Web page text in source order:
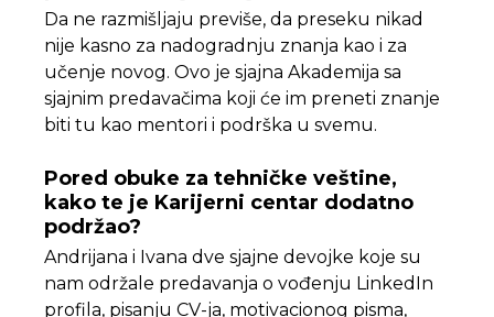
Da ne razmišljaju previše, da preseku nikad
nije kasno za nadogradnju znanja kao i za
učenje novog. Ovo je sjajna Akademija sa
sjajnim predavačima koji će im preneti znanje
biti tu kao mentori i podrška u svemu.
Pored obuke za tehničke veštine,
kako te je Karijerni centar dodatno
podržao?
Andrijana i Ivana dve sjajne devojke koje su
nam održale predavanja o vođenju LinkedIn
profila, pisanju CV-ja, motivacionog pisma,